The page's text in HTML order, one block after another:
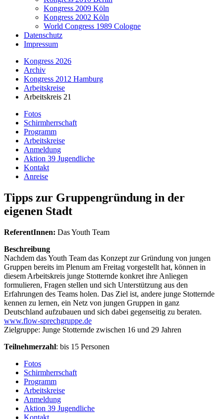
Kongress 2009 Köln
Kongress 2002 Köln
World Congress 1989 Cologne
Datenschutz
Impressum
Kongress 2026
Archiv
Kongress 2012 Hamburg
Arbeitskreise
Arbeitskreis 21
Fotos
Schirmherrschaft
Programm
Arbeitskreise
Anmeldung
Aktion 39 Jugendliche
Kontakt
Anreise
Tipps zur Gruppengründung in der
eigenen Stadt
ReferentInnen: Das Youth Team
Beschreibung
Nachdem das Youth Team das Konzept zur Gründung von jungen
Gruppen bereits im Plenum am Freitag vorgestellt hat, können in
diesem Arbeitskreis junge Stotternde konkret ihre Anliegen
formulieren, Fragen stellen und sich Unterstützung aus den
Erfahrungen des Teams holen. Das Ziel ist, andere junge Stotternde
kennen zu lernen, ein Netz von jungen Gruppen in ganz
Deutschland aufzubauen und sich dabei gegenseitig zu beraten.
www.flow-sprechgruppe.de
Zielgruppe: Junge Stotternde zwischen 16 und 29 Jahren
Teilnehmerzahl: bis 15 Personen
Fotos
Schirmherrschaft
Programm
Arbeitskreise
Anmeldung
Aktion 39 Jugendliche
Kontakt